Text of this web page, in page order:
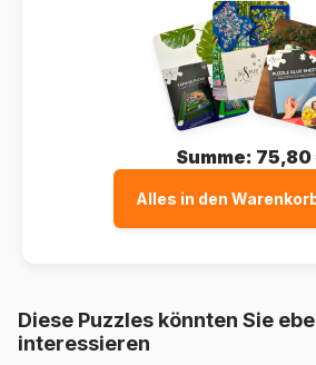
Summe: 75,80
Alles in den
Diese Puzzles könnten Sie
interessieren